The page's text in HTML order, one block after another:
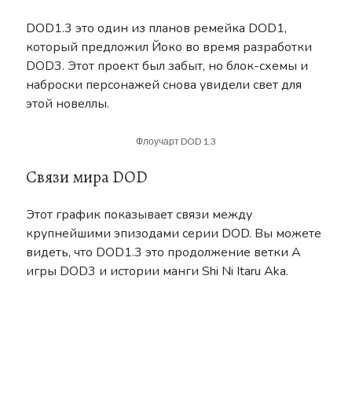
DOD1.3 это один из планов ремейка DOD1,
который предложил Йоко во время разработки
DOD3. Этот проект был забыт, но блок-схемы и
наброски персонажей снова увидели свет для
этой новеллы.
Флоучарт DOD 1.3
Связи мира DOD
Этот график показывает связи между
крупнейшими эпизодами серии DOD. Вы можете
видеть, что DOD1.3 это продолжение ветки А
игры DOD3 и истории манги Shi Ni Itaru Aka.